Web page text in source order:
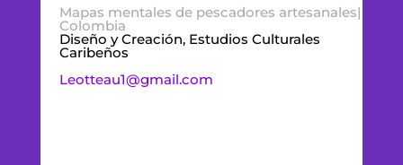
Mapas mentales de pescadores artesanales|
Colombia
Diseño y Creación, Estudios Culturales
Caribeños
Leotteau1@gmail.com